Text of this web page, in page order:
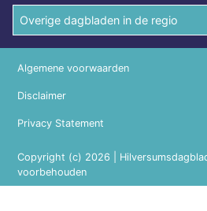
Overige dagbladen in de regio
Copyright (c) 2026 |
voorbehouden
Algemene voorwaarden
Disclaimer
Privacy Statement